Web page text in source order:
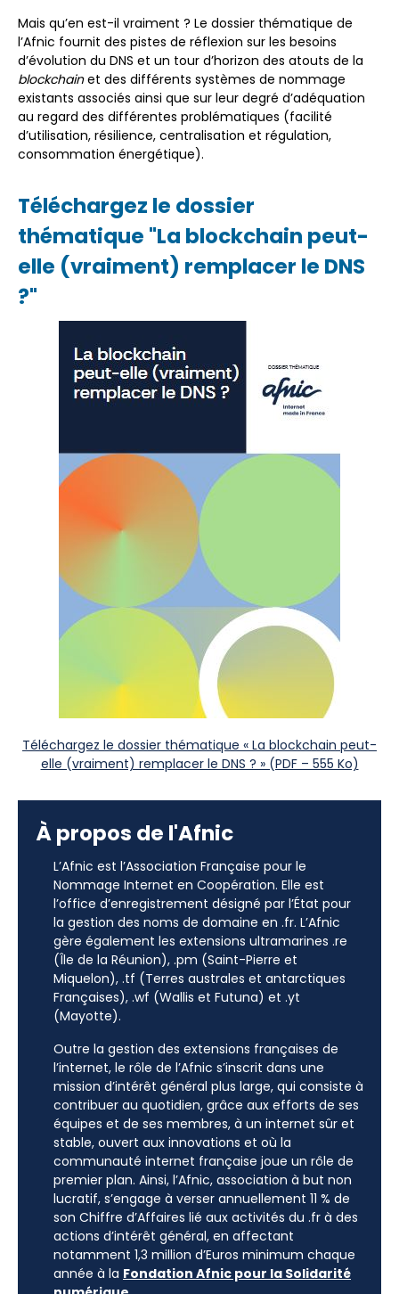
Mais qu’en est-il vraiment ? Le dossier thématique de
l’Afnic fournit des pistes de réflexion sur les besoins
d’évolution du DNS et un tour d’horizon des atouts de la
blockchainet des différents systèmes de nommage
existants associés ainsi que sur leur degré d’adéquation
au regard des différentes problématiques (facilité
d’utilisation, résilience, centralisation et régulation,
consommation énergétique).
Téléchargez le dossier
thématique "La blockchain peut-
elle (vraiment) remplacer le DNS
?"
Téléchargez le dossier thématique « La blockchain peut-
elle (vraiment) remplacer le DNS ? » (PDF – 555 Ko)
À propos de l'Afnic
L’Afnic est l’Association Française pour le
Nommage Internet en Coopération. Elle est
l’office d’enregistrement désigné par l’État pour
la gestion des noms de domaine en .fr. L’Afnic
gère également les extensions ultramarines .re
(Île de la Réunion), .pm (Saint-Pierre et
Miquelon), .tf (Terres australes et antarctiques
Françaises), .wf (Wallis et Futuna) et .yt
(Mayotte).
Outre la gestion des extensions françaises de
l’internet, le rôle de l’Afnic s’inscrit dans une
mission d’intérêt général plus large, qui consiste à
contribuer au quotidien, grâce aux efforts de ses
équipes et de ses membres, à un internet sûr et
stable, ouvert aux innovations et où la
communauté internet française joue un rôle de
premier plan. Ainsi, l’Afnic, association à but non
lucratif, s’engage à verser annuellement 11 % de
son Chiffre d’Affaires lié aux activités du .fr à des
actions d’intérêt général, en affectant
notamment 1,3 million d’Euros minimum chaque
année à la Fondation Afnic pour la Solidarité